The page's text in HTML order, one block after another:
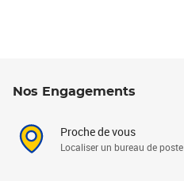
Nos Engagements
Proche de vous
Localiser un bureau de poste